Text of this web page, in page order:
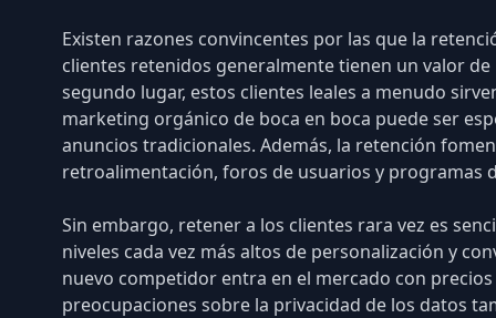
Existen razones convincentes por las que la
clientes retenidos generalmente tienen un valor de
segundo lugar, estos clientes leales a menudo
marketing orgánico de boca en boca puede ser
anuncios tradicionales. Además, la retención
retroalimentación, foros de usuarios y programas
Sin embargo, retener a los clientes rara vez es
niveles cada vez más altos de personalización y
nuevo competidor entra en el mercado con
preocupaciones sobre la privacidad de los datos